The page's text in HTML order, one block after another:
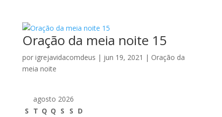
Oração da meia noite 15
por igrejavidacomdeus | jun 19, 2021 | Oração da
meia noite
agosto 2026
S T Q Q S S D